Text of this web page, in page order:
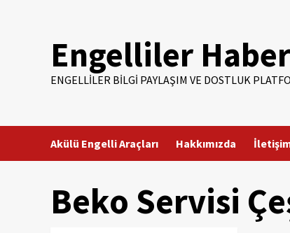
Engelliler Haber
ENGELLILER BILGI PAYLAŞIM VE DOSTLUK
Akülü Engelli Araçları Hakkımızda
Beko Servisi